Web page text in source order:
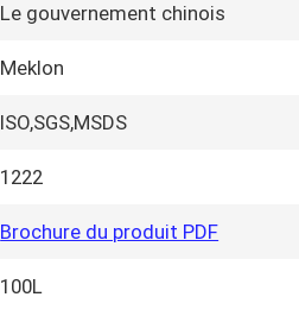
Le gouvernement chinois
Meklon
ISO,SGS,MSDS
1222
Brochure du produit PDF
100L